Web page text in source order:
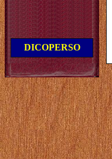
DICOPERSO